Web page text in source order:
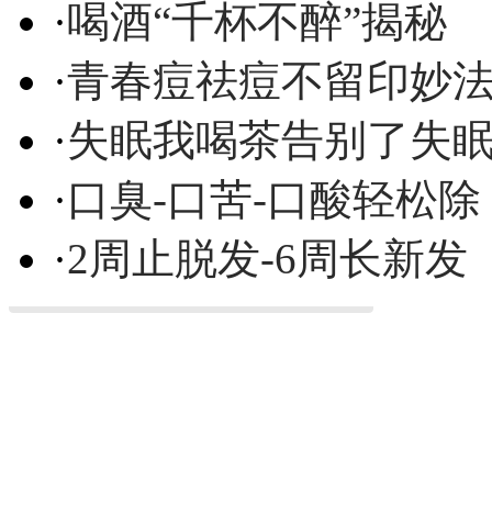
·喝酒“千杯不醉”揭秘
·青春痘祛痘不留印妙
·失眠我喝茶告别了失
·口臭-口苦-口酸轻松除
·2周止脱发-6周长新发